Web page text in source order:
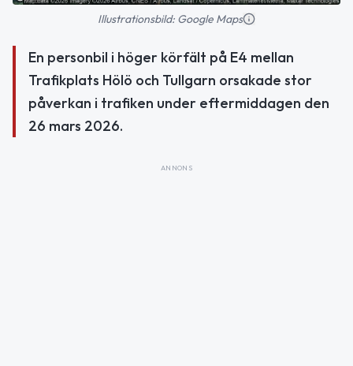
Illustrationsbild: Google Maps
En personbil i höger körfält på E4 mellan
Trafikplats Hölö och Tullgarn orsakade stor
påverkan i trafiken under eftermiddagen den
26 mars 2026.
ANNONS